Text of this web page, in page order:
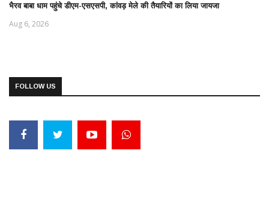
भैरव बाबा धाम पहुंचे डीएम-एसएसपी, कांवड़ मेले की तैयारियों का लिया जायजा
Aug 6, 2026
FOLLOW US